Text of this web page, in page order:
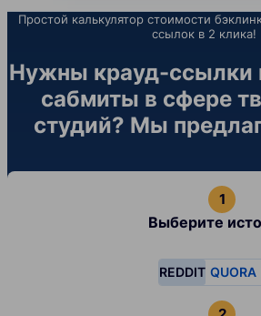
Простой калькулятор стоимости
ссылок в 2 клика!
Нужны крауд-ссылки
сабмиты в сфере
студий? Мы
Выберите
REDDIT QUORA